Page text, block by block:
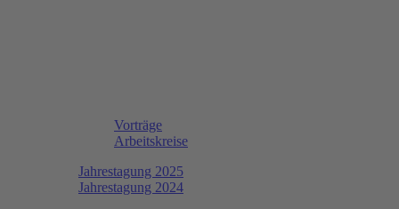
Vorträge
Arbeitskreise
Jahrestagung 2025
Jahrestagung 2024